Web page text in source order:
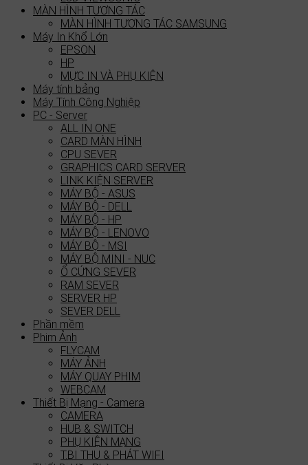
MÀN HÌNH TƯƠNG TÁC
MÀN HÌNH TƯƠNG TÁC SAMSUNG
Máy In Khổ Lớn
EPSON
HP
MỰC IN VÀ PHỤ KIỆN
Máy tính bảng
Máy Tính Công Nghiệp
PC - Server
ALL IN ONE
CARD MÀN HÌNH
CPU SEVER
GRAPHICS CARD SERVER
LINK KIỆN SERVER
MÁY BỘ - ASUS
MÁY BỘ - DELL
MÁY BỘ - HP
MÁY BỘ - LENOVO
MÁY BỘ - MSI
MÁY BỘ MINI - NUC
Ổ CỨNG SEVER
RAM SEVER
SERVER HP
SEVER DELL
Phần mềm
Phim Ảnh
FLYCAM
MÁY ẢNH
MÁY QUAY PHIM
WEBCAM
Thiết Bị Mạng - Camera
CAMERA
HUB & SWITCH
PHỤ KIỆN MẠNG
T.BI THU & PHÁT WIFI